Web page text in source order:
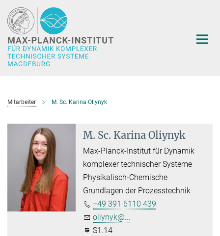
Hauptinhalt
Mitarbeiter M. Sc. Karina Oliynyk
M. Sc. Karina Oliynyk
Max-Planck-Institut für Dynamik
komplexer technischer Systeme
Physikalisch-Chemische
Grundlagen der Prozesstechnik
+49 391 6110 439
oliynyk@...
S1.14